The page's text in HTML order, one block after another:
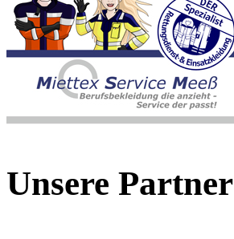
Unsere Partner